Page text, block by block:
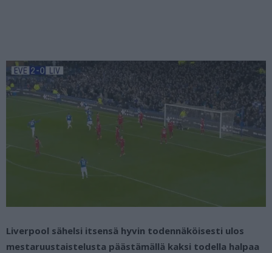
Liverpool sähelsi itsensä hyvin todennäköisesti ulos
mestaruustaistelusta päästämällä kaksi todella halpaa